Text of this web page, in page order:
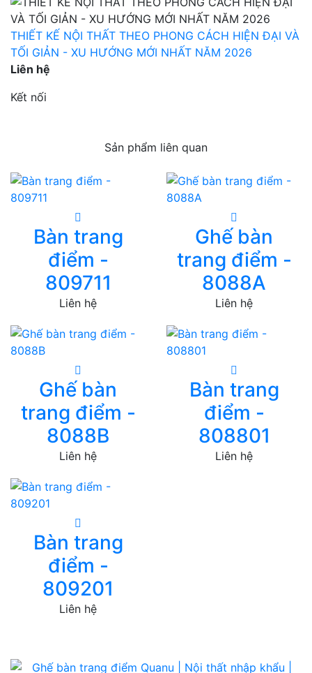
THIẾT KẾ NỘI THẤT THEO PHONG CÁCH HIỆN ĐẠI VÀ
TỐI GIẢN - XU HƯỚNG MỚI NHẤT NĂM 2026
Liên hệ
Kết nối
Sản phẩm liên quan
Bàn trang
điểm -
809711
Liên hệ
Ghế bàn
trang điểm -
8088A
Liên hệ
Ghế bàn
trang điểm -
8088B
Liên hệ
Bàn trang
điểm -
808801
Liên hệ
Bàn trang
điểm -
809201
Liên hệ